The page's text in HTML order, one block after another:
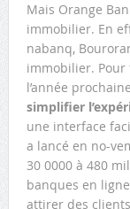
Mais Orange
immobilier. En
nabanq,
immobilier. Pour
l’année
simplifier
une interface
a lancé en no-
30 0000 à 480
banques en
attirer des